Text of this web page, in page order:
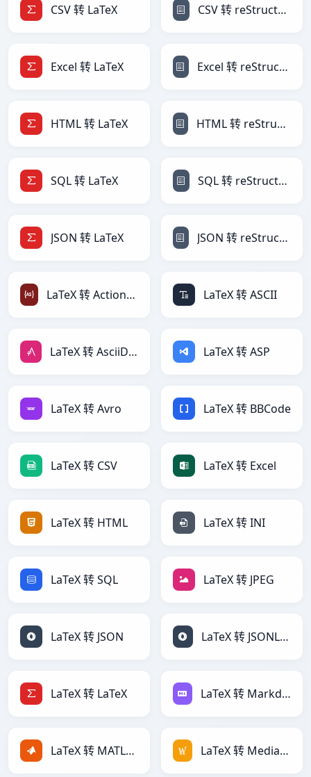
CSV 转 LaTeX CSV 转 reStructuredText
Excel 转 LaTeX Excel 转 reStructuredText
HTML 转 LaTeX HTML 转 reStructuredText
SQL 转 LaTeX SQL 转 reStructuredText
JSON 转 LaTeX JSON 转 reStructuredText
LaTeX 转 ActionScript LaTeX 转 ASCII
LaTeX 转 AsciiDoc LaTeX 转 ASP
LaTeX 转 Avro LaTeX 转 BBCode
LaTeX 转 CSV LaTeX 转 Excel
LaTeX 转 HTML LaTeX 转 INI
LaTeX 转 SQL LaTeX 转 JPEG
LaTeX 转 JSON LaTeX 转 JSONLines
LaTeX 转 LaTeX LaTeX 转 Markdown
LaTeX 转 MATLAB LaTeX 转 MediaWiki